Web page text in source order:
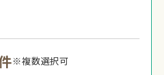
※複数選択可